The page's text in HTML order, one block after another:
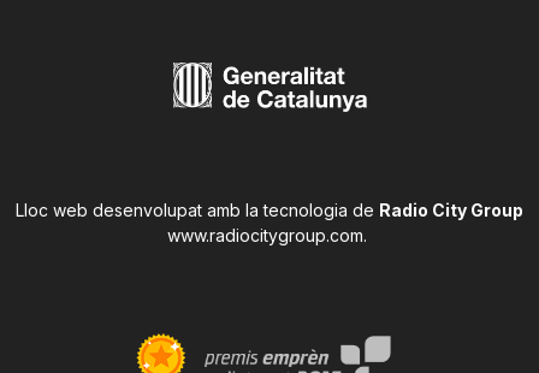
Lloc web desenvolupat amb la tecnologia de Radio City Group
www.radiocitygroup.com.